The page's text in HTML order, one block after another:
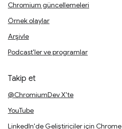
Chromium güncellemeleri
Örnek olaylar
Arşivle
Podcast'ler ve programlar
Takip et
@ChromiumDev X'te
YouTube
LinkedIn'de Geliştiriciler için Chrome